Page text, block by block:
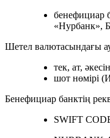
бенефициар
«Нурбанк»,
Шетел валютасындағы
тек, ат,
шот нөмірі
Бенефициар банктің
SWIFT